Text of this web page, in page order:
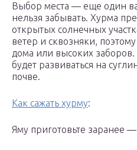
Выбор места — еще один
нельзя забывать. Хурма
открытых солнечных
ветер и сквозняки,
дома или высоких
будет развиваться на
почве.
Как сажать хурму:
Яму приготовьте заранее